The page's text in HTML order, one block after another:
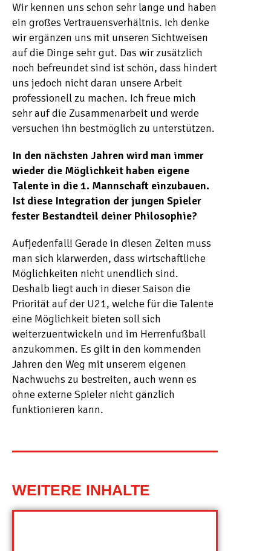
Wir kennen uns schon sehr lange und haben
ein großes Vertrauensverhältnis. Ich denke
wir ergänzen uns mit unseren Sichtweisen
auf die Dinge sehr gut. Das wir zusätzlich
noch befreundet sind ist schön, dass hindert
uns jedoch nicht daran unsere Arbeit
professionell zu machen. Ich freue mich
sehr auf die Zusammenarbeit und werde
versuchen ihn bestmöglich zu unterstützen.
In den nächsten Jahren wird man immer
wieder die Möglichkeit haben eigene
Talente in die 1. Mannschaft einzubauen.
Ist diese Integration der jungen Spieler
fester Bestandteil deiner Philosophie?
Aufjedenfall! Gerade in diesen Zeiten muss
man sich klarwerden, dass wirtschaftliche
Möglichkeiten nicht unendlich sind.
Deshalb liegt auch in dieser Saison die
Priorität auf der U21, welche für die Talente
eine Möglichkeit bieten soll sich
weiterzuentwickeln und im Herrenfußball
anzukommen. Es gilt in den kommenden
Jahren den Weg mit unserem eigenen
Nachwuchs zu bestreiten, auch wenn es
ohne externe Spieler nicht gänzlich
funktionieren kann.
WEITERE INHALTE